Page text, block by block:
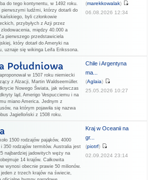
do tego kontynentu, w 1492 roku.
ludźmi, którzy dotarli do
byli członkowie
przybyłych z Azji przez
między 40.000 a
pierwszego przedstawiciela
który dotarł do Ameryki na
uznaje się wikinga Leifa Erikssona.
(marekkowalak)
06.08.2026 12:34
Południowa
w 1507 roku niemiecki
z Alzacji, Martin Waldseemüller.
Nowego Świata, jak wówczas
ląd, Amerigo Vespucciemu i na
miano America. Jednym z
na którym pojawiła się nazwa
Jagielloński z 1508 roku.
Chile i Argentyna
ma...
(Aglaia)
25.05.2026 10:27
1500 rodzajów pająków, 4000
350 rodzajów termitów. Australia jest
najbardziej jadowitych węży na
14 krajów. Całkowita
wynosi obecnie prawie 50 milionów.
z trzech krajów na świecie,
Kraj w Oceanii na
gr...
(piotrf)
02.09.2024 23:14